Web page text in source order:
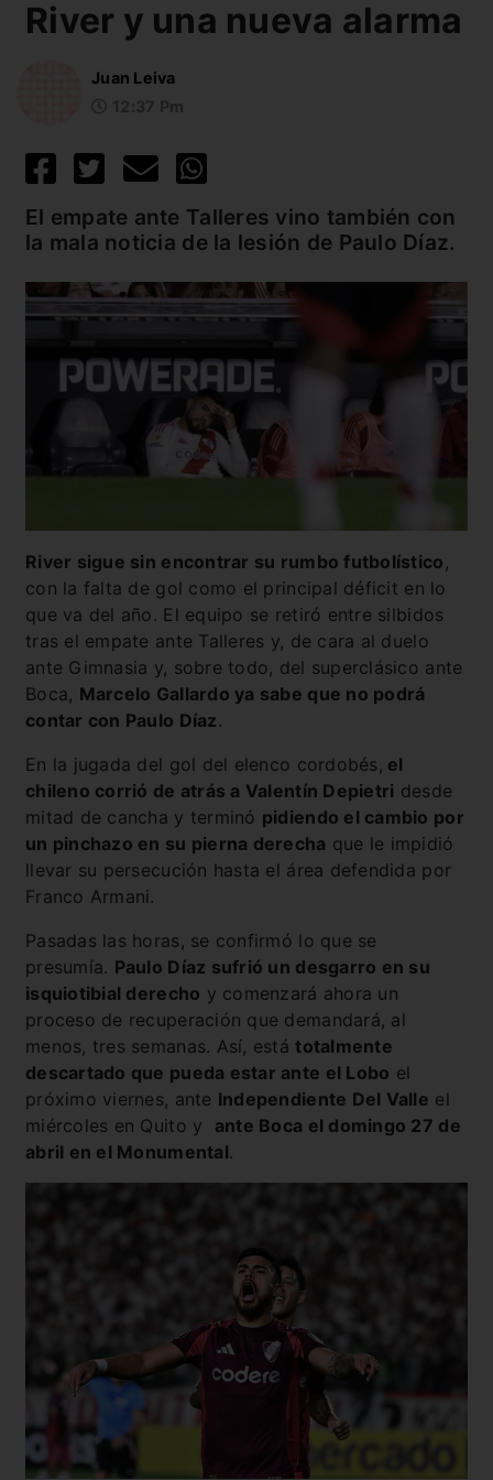
River y una nueva alarma
Juan Leiva
El empate ante Talleres vino también con
la mala noticia de la lesión de Paulo Díaz.
River sigue sin encontrar su rumbo futbolístico ,
con la falta de gol como el principal déficit en lo
que va del año. El equipo se retiró entre silbidos
tras el empate ante Talleres y, de cara al duelo
ante Gimnasia y, sobre todo, del superclásico ante
Boca, Marcelo Gallardo ya sabe que no podrá
contar con Paulo Díaz.
En la jugada del gol del elenco cordobés, el
chileno corrió de atrás a Valentín Depietri desde
mitad de cancha y terminó pidiendo el cambio por
un pinchazo en su pierna derecha que le impidió
llevar su persecución hasta el área defendida por
Franco Armani.
Pasadas las horas, se confirmó lo que se
presumía. Paulo Díaz sufrió un desgarro en su
isquiotibial derecho y comenzará ahora un
proceso de recuperación que demandará, al
menos, tres semanas. Así, estátotalmente
descartado que pueda estar ante el Lobo el
próximo viernes, ante Independiente Del Valle el
miércoles en Quito y ante Boca el domingo 27 de
abril en el Monumental.